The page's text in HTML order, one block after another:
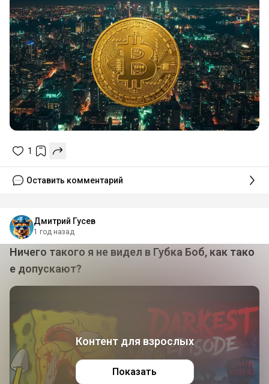
1
Оставить комментарий
Дмитрий Гусев
1 год назад
Ничего такого я не видел в Губка Боб, как тако
е допускают?
Контент для взрослых
Показать